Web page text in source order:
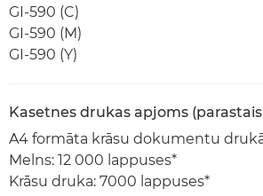
GI-590 (C)
GI-590 (M)
GI-590 (Y)
Kasetnes drukas apjoms
A4 formāta krāsu dokumentu
Melns: 12 000 lappuses*
Krāsu druka: 7000 lappuses*